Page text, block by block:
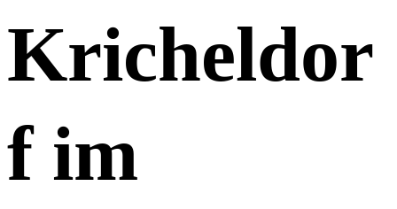
Kricheldor
f im